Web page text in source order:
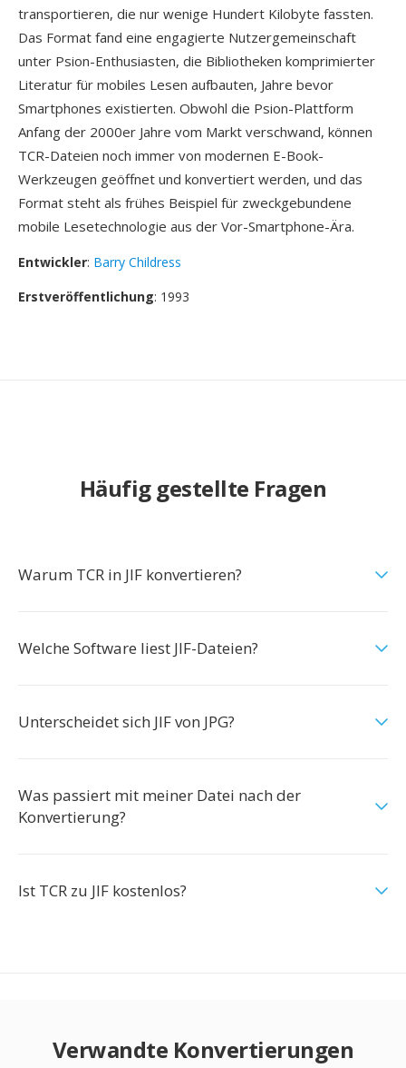
transportieren, die nur wenige Hundert Kilobyte fassten.
Das Format fand eine engagierte Nutzergemeinschaft
unter Psion-Enthusiasten, die Bibliotheken komprimierter
Literatur für mobiles Lesen aufbauten, Jahre bevor
Smartphones existierten. Obwohl die Psion-Plattform
Anfang der 2000er Jahre vom Markt verschwand, können
TCR-Dateien noch immer von modernen E-Book-
Werkzeugen geöffnet und konvertiert werden, und das
Format steht als frühes Beispiel für zweckgebundene
mobile Lesetechnologie aus der Vor-Smartphone-Ära.
Entwickler: Barry Childress
Erstveröffentlichung: 1993
Häufig gestellte Fragen
Warum TCR in JIF konvertieren?
Welche Software liest JIF-Dateien?
Unterscheidet sich JIF von JPG?
Was passiert mit meiner Datei nach der
Konvertierung?
Ist TCR zu JIF kostenlos?
Verwandte Konvertierungen